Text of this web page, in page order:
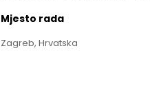
Mjesto rada
Zagreb, Hrvatska